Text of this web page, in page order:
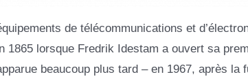
de télécommunications et
1865 lorsque Fredrik Idestam a ouvert sa
beaucoup plus tard – en 1967, après la